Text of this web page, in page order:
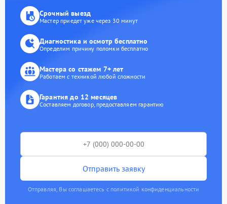
Срочный выезд
Мастер приедет уже через 30 минут
Диагностика и осмотр бесплатно
Определим причину поломки бесплатно
Мастера со стажем 7+ лет
Работаем с техникой любой сложности
Гарантия до 12 месяцев
Составляем договор, предоставляем гарантию
Отправить заявку
Отправляя, Вы соглашаетесь с политикой конфиденциальности